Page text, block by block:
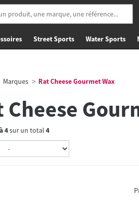
Street Sports Water Sports
Marques Rat Cheese Gourmet Wax
Cheese
4sur un total 4